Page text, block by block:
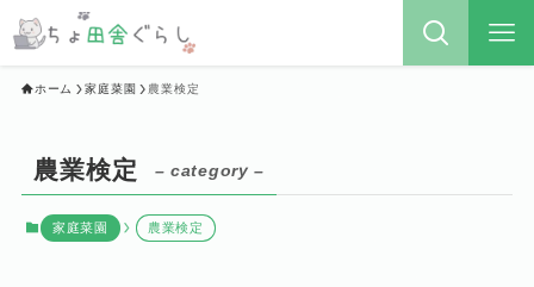
ホーム 家庭菜園 農業検定
農業検定 – category –
家庭菜園 農業検定